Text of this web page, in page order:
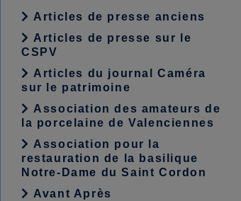
Articles de presse anciens
Articles de presse sur le
CSPV
Articles du journal Caméra
sur le patrimoine
Association des amateurs de
la porcelaine de Valenciennes
Association pour la
restauration de la basilique
Notre-Dame du Saint Cordon
Avant Après